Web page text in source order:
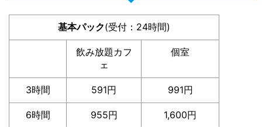
基本パック(受付：24時間)
飲み放題カフ
ェ
個室
3時間 591円 991円
6時間 955円 1,600円